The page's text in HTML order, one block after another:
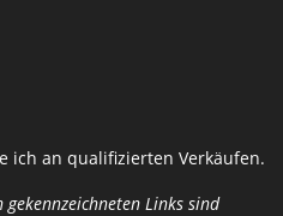
ich an qualifizierten Verkäufen.
Links sind